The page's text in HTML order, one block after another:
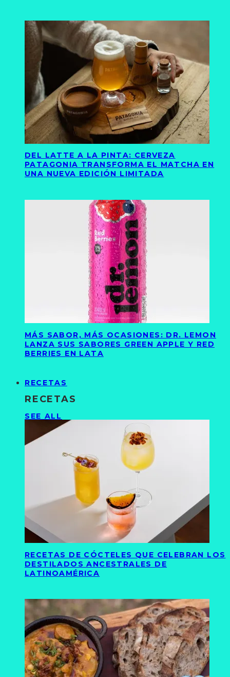
DEL LATTE A LA PINTA: CERVEZA
PATAGONIA TRANSFORMA EL MATCHA EN
UNA NUEVA EDICIÓN LIMITADA
MÁS SABOR, MÁS OCASIONES: DR. LEMON
LANZA SUS SABORES GREEN APPLE Y RED
BERRIES EN LATA
RECETAS
RECETAS
SEE ALL
RECETAS DE CÓCTELES QUE CELEBRAN LOS
DESTILADOS ANCESTRALES DE
LATINOAMÉRICA